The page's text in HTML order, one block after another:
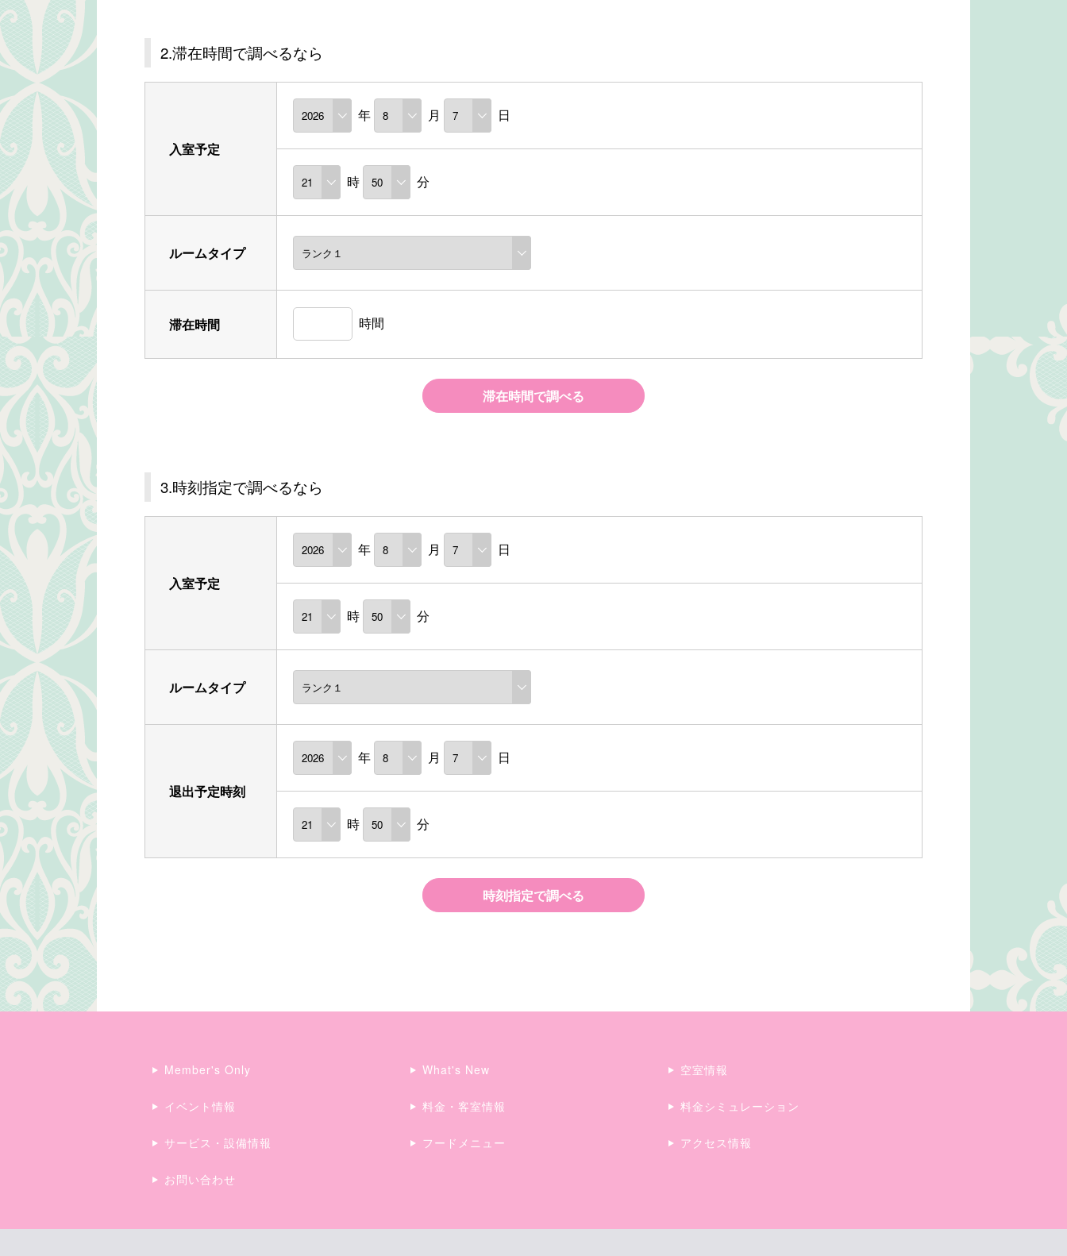
2.滞在時間で調べるなら
入室予定
年 月 日
時 分
ルームタイプ
滞在時間 時間
滞在時間で調べる
3.時刻指定で調べるなら
入室予定
年 月 日
時 分
ルームタイプ
退出予定時刻
年 月 日
時 分
時刻指定で調べる
Member's Only What's New 空室情報
イベント情報 料金・客室情報 料金シミュレーション
サービス・設備情報 フードメニュー アクセス情報
お問い合わせ